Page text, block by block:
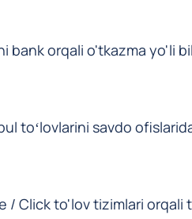
bank orqali o'tkazma yo'li
toʻlovlarini savdo
/ Click to'lov tizimlari orqali